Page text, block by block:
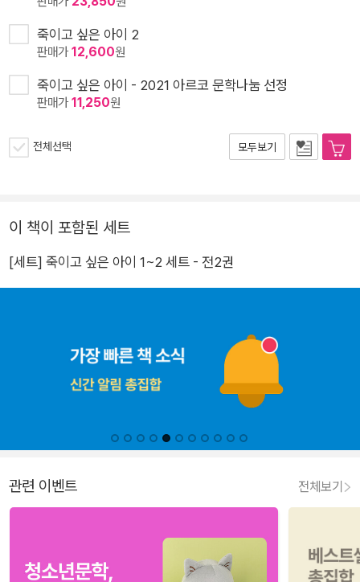
죽이고 싶은 아이 2
판매가12,600원
죽이고 싶은 아이 - 2021 아르코 문학나눔 선정
판매가11,250원
전체선택 모두보기
이 책이 포함된 세트
[세트] 죽이고 싶은 아이 1~2 세트 - 전2권
관련 이벤트 전체보기